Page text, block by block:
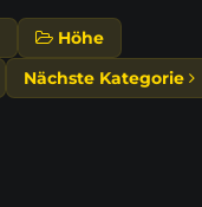
Höhe
Nächste Kategorie